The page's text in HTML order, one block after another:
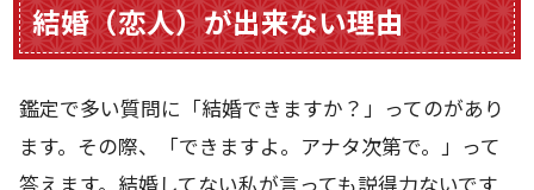
結婚（恋人）が出来ない理由
鑑定で多い質問に「結婚できますか？」ってのがあり
ます。その際、「できますよ。アナタ次第で。」って